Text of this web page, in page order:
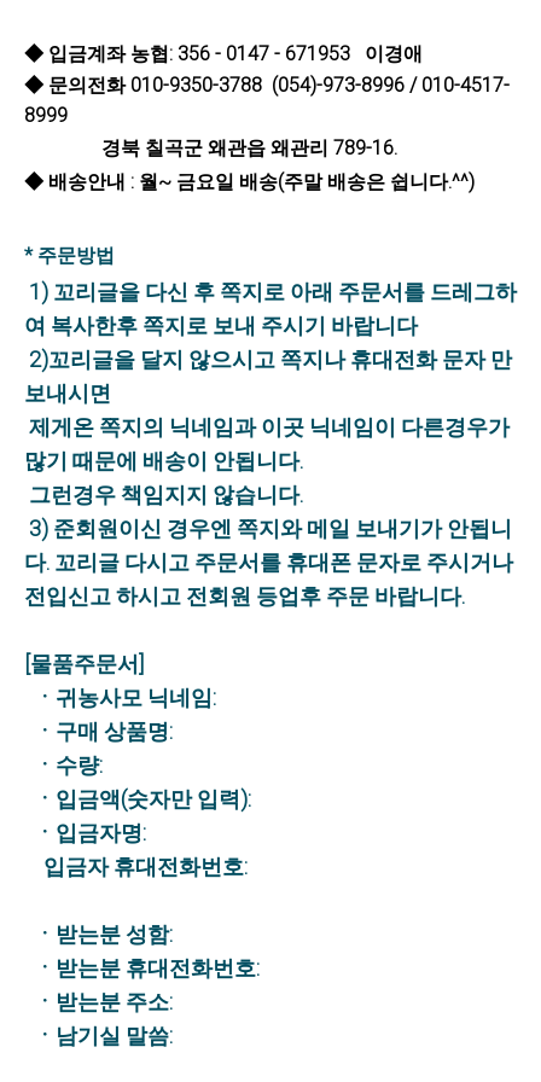
◆ 입금계좌 농협: 356 - 0147 - 671953 이경애
◆ 문의전화 010-9350-3788 (054)-973-8996 / 010-4517-
8999
경북 칠곡군 왜관읍 왜관리 789-16.
◆ 배송안내 : 월~ 금요일 배송(주말 배송은 쉽니다.^^)
* 주문방법
1) 꼬리글을 다신 후 쪽지로 아래 주문서를 드레그하
여 복사한후 쪽지로 보내 주시기 바랍니다
2)꼬리글을 달지 않으시고 쪽지나 휴대전화 문자 만
보내시면
제게온 쪽지의 닉네임과 이곳 닉네임이 다른경우가
많기 때문에 배송이 안됩니다.
그런경우 책임지지 않습니다.
3) 준회원이신 경우엔 쪽지와 메일 보내기가 안됩니
다. 꼬리글 다시고 주문서를 휴대폰 문자로 주시거나
전입신고 하시고 전회원 등업후 주문 바랍니다.
[물품주문서]
ㆍ귀농사모 닉네임:
ㆍ구매 상품명:
ㆍ수량:
ㆍ입금액(숫자만 입력):
ㆍ입금자명:
입금자 휴대전화번호:
ㆍ받는분 성함:
ㆍ받는분 휴대전화번호:
ㆍ받는분 주소:
ㆍ남기실 말씀: